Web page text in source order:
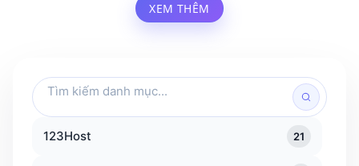
XEM THÊM
Tìm
kiếm
danh
mục
123Host 21